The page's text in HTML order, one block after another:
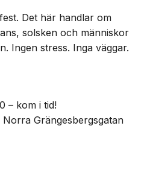
Det här handlar om
solsken och människor
Ingen stress. Inga väggar.
– kom i tid!
Grängesbergsgatan